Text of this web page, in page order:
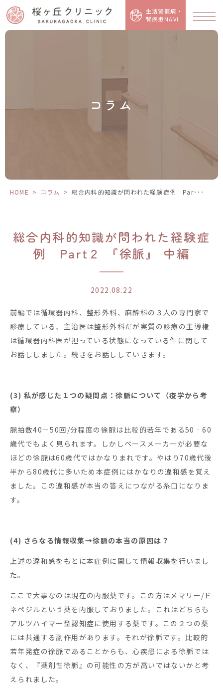
生活習慣病・
腎疾患NAVI
コラム
HOME > コラム > 総合内科的知識が問われた経験症例 Par･･･
総合内科的知識が問われた経験症
例 Part２ 『徐脈』 中編
2022.08.22
前編では循環器内科、整形外科、麻酔科の３人の専門家で
診療している、主治医は整形外科だが実質の診療の主導権
は循環器内科医が担っている状態になっている件に関して
お話ししました。続きをお話ししていきます。
(3) 私が感じた１つの疑問点：徐脈について（疫学から考
察）
脈拍数40－50回/分程度の徐脈は比較的若年である50‐60
歳代でもよく見られます。しかしペースメーカーが必要な
ほどの徐脈は60歳代ではかなりまれです。やはり70歳代後
半から80歳代に多いため本症例にはかなりの違和感を覚え
ました。この違和感が本当の答えにつながる糸口になりま
す。
(4) さらなる情報収集→徐脈の本当の原因は？
上述の違和感をもとに本症例に関して情報収集を行いまし
た。
ここで大事なのは現在の内服薬です。この方はメマリー/ド
ネペジルという薬を内服しておりました。これはどちらも
アルツハイマー型認知症に使用する薬です。この２つの薬
には共通する副作用があります。それが徐脈です。比較的
若年発症の徐脈であることからも、心疾患による徐脈では
なく、『薬剤性徐脈』の可能性の方が高いではないかと考
えられました。